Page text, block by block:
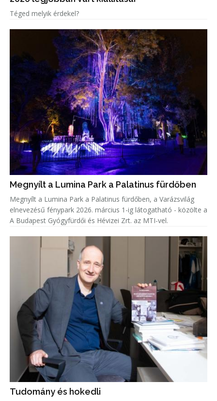
Téged melyik érdekel?
Megnyílt a Lumina Park a Palatinus fürdőben
Megnyílt a Lumina Park a Palatinus fürdőben, a Varázsvilág
elnevezésű fénypark 2026. március 1-ig látogatható - közölte a
A Budapest Gyógyfürdői és Hévizei Zrt. az MTI-vel.
Tudomány és hokedli